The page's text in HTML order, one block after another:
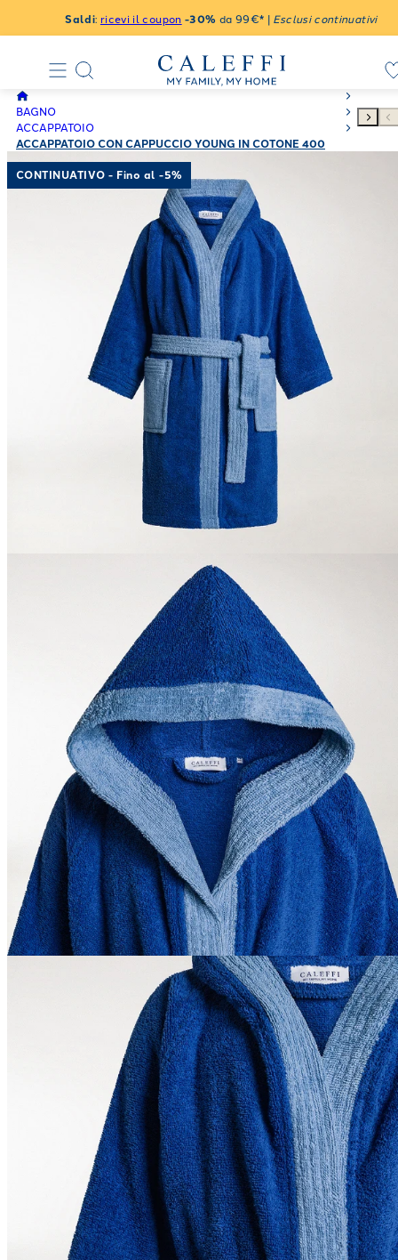
Saldi: ricevi il coupon -30% da 99€* | Esclusi continuativi
BAGNO
ACCAPPATOIO
ACCAPPATOIO CON CAPPUCCIO YOUNG IN COTONE 400
GR/MQ
CONTINUATIVO - Fino al -5%